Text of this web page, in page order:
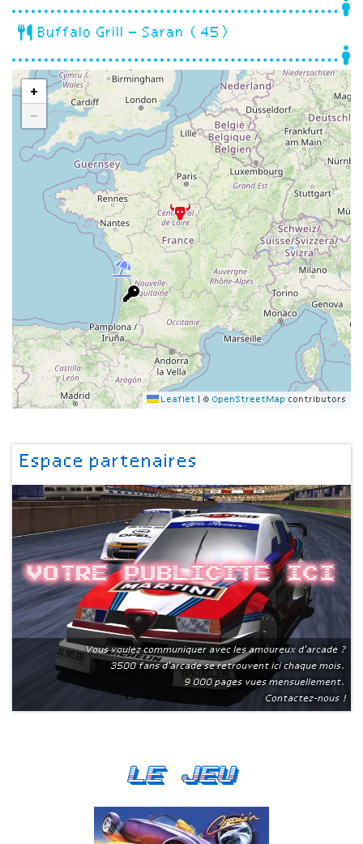
Buffalo Grill – Saran (45)
+
−
Leaflet © OpenStreetMap contributors
Espace partenaires
Votre publicite ici
Vous voulez communiquer avec les amoureux d'arcade ?
3500 fans d'arcade se retrouvent ici chaque mois.
9 000 pages vues mensuellement.
Contactez-nous !
Le Jeu